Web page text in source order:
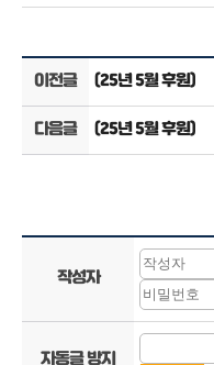
이전글
(25년 5월 후원)
다음글
(25년 5월 후원)
작성자
자동글 방지